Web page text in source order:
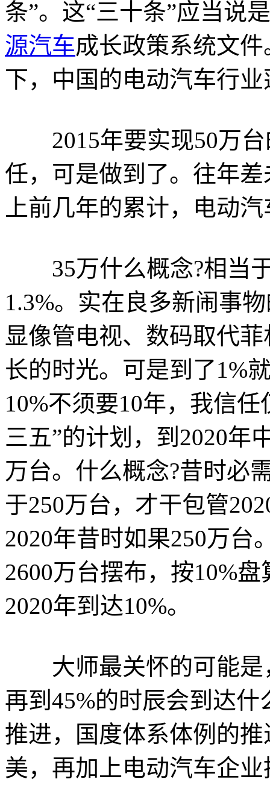
条”。这“三十条”应当说
源汽车成长政策系统文
下，中国的电动汽车行
2015年要实现50万台
任，可是做到了。往年
上前几年的累计，电动
35万什么概念?相当于
1.3%。实在良多新闹事
显像管电视、数码取代
长的时光。可是到了1%
10%不须要10年，我信
三五”的计划，到2020年
万台。什么概念?昔时必
于250万台，才干包管
2020年昔时如果250万台
2600万台摆布，按10%
2020年到达10%。
大师最关怀的可能是
再到45%的时辰会到达
推进，国度体系体例的
美，再加上电动汽车企